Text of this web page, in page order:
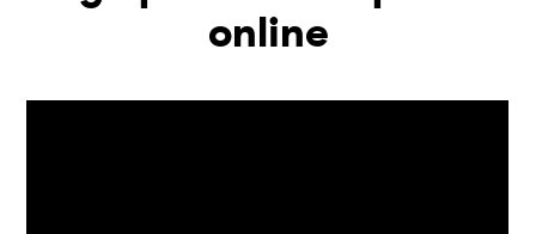
online